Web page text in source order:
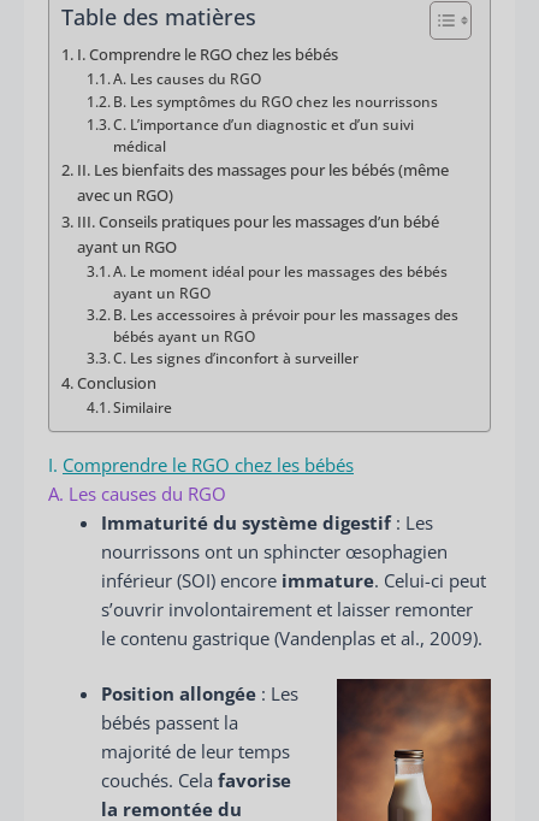
Table des matières
I. Comprendre le RGO chez les bébés
A. Les causes du RGO
B. Les symptômes du RGO chez les nourrissons
C. L’importance d’un diagnostic et d’un suivi
médical
II. Les bienfaits des massages pour les bébés (même
avec un RGO)
III. Conseils pratiques pour les massages d’un bébé
ayant un RGO
A. Le moment idéal pour les massages des bébés
ayant un RGO
B. Les accessoires à prévoir pour les massages des
bébés ayant un RGO
C. Les signes d’inconfort à surveiller
Conclusion
Similaire
I. Comprendre le RGO chez les bébés
A. Les causes du RGO
Immaturité du système digestif: Les
nourrissons ont un sphincter œsophagien
inférieur (SOI) encore immature. Celui-ci peut
s’ouvrir involontairement et laisser remonter
le contenu gastrique (Vandenplas et al., 2009).
Position allongée: Les
bébés passent la
majorité de leur temps
couchés. Cela favorise
la remontée du